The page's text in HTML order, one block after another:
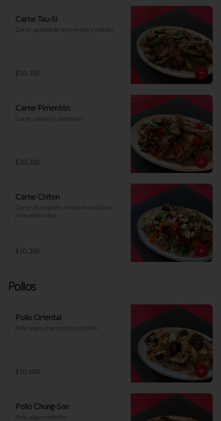
Carne Tau-Si
Carne, porotos de soya negros y cebollín
$10.380
Carne Pimentón
Carne, cebollín y pimentón
$10.380
Carne Chiten
Carne, champiñón, verduras surtidas y
almendras fritas
$10.380
Pollos
Pollo Oriental
Pollo, algas, champiñón y cebollín
$10.680
Pollo Chung-San
Pollo, algas y cebollín